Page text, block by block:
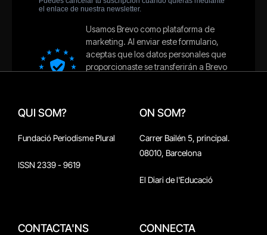
QUI SOM?
Fundació Periodisme Plural
ISSN 2339 - 9619
ON SOM?
Carrer Bailén 5, principal.
08010, Barcelona
El Diari de l'Educació
CONTACTA'NS CONNECTA